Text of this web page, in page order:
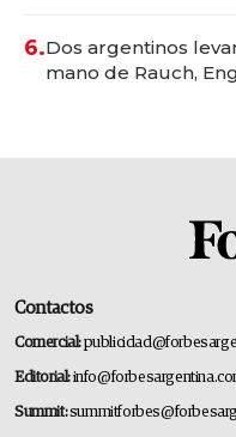
6.Dos argentinos
mano de Rauch,
Contactos
Comercial:
Editorial:
Summit: